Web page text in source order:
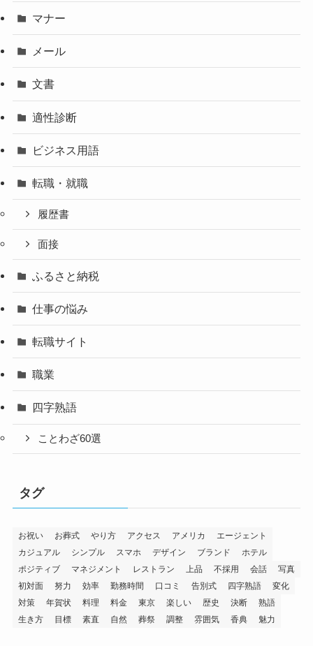
マナー
メール
文書
適性診断
ビジネス用語
転職・就職
履歴書
面接
ふるさと納税
仕事の悩み
転職サイト
職業
四字熟語
ことわざ60選
タグ
お祝い お葬式 やり方 アクセス アメリカ
エージェント
カジュアル
シンプル スマホ デザイン ブランド
ホテル
ポジティブ
マネジメント レストラン 上品 不採用 会話
写真
初対面
努力 効率 勤務時間 口コミ 告別式 四字熟語
変化
対策
年賀状 料理 料金 東京 楽しい 歴史 決断
熟語
生き方
目標 素直 自然 葬祭 調整 雰囲気 香典 魅力